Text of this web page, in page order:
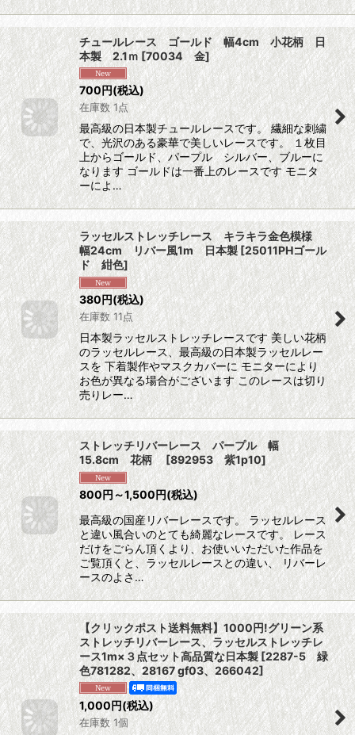
チュールレース ゴールド 幅4cm 小花柄 日
本製 2.1ｍ [70034 金]
700円(税込)
在庫数 1点
最高級の日本製チュールレースです。 繊細な刺繍
で、光沢のある豪華で美しいレースです。 １枚目
上からゴールド、パープル シルバー、ブルーに
なります ゴールドは一番上のレースです モニタ
ーによ…
ラッセルストレッチレース キラキラ金色模様
幅24cm リバー風1m 日本製[25011PHゴール
ド 紺色]
380円(税込)
在庫数 11点
日本製ラッセルストレッチレースです 美しい花柄
のラッセルレース、最高級の日本製ラッセルレー
スを 下着製作やマスクカバーに モニターにより
お色が異なる場合がございます このレースは切り
売りレー…
ストレッチリバーレース パープル 幅
15.8cm 花柄 [892953 紫1p10]
800円～1,500円(税込)
最高級の国産リバーレースです。 ラッセルレース
と違い風合いのとても綺麗なレースです。 レース
だけをごらん頂くより、お使いいただいた作品を
ご覧頂くと、ラッセルレースとの違い、 リバーレ
ースのよさ…
【クリックポスト送料無料】1000円!グリーン系
ストレッチリバーレース、ラッセルストレッチレ
ース1m×３点セット高品質な日本製[2287-5 緑
色781282、28167 gf03、266042]
1,000円(税込)
在庫数 1個